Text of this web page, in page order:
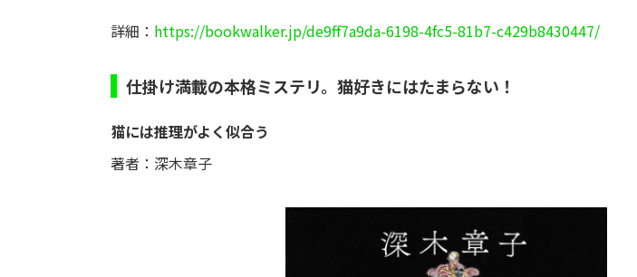
詳細： https://bookwalker.jp/de9ff7a9da-6198-4fc5-81b7-c429b8430447/
仕掛け満載の本格ミステリ。猫好きにはたまらない！
猫には推理がよく似合う
著者：深木章子